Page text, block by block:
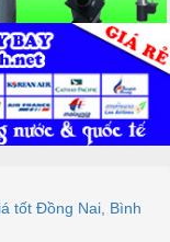
tốt Đồng Nai, Bình